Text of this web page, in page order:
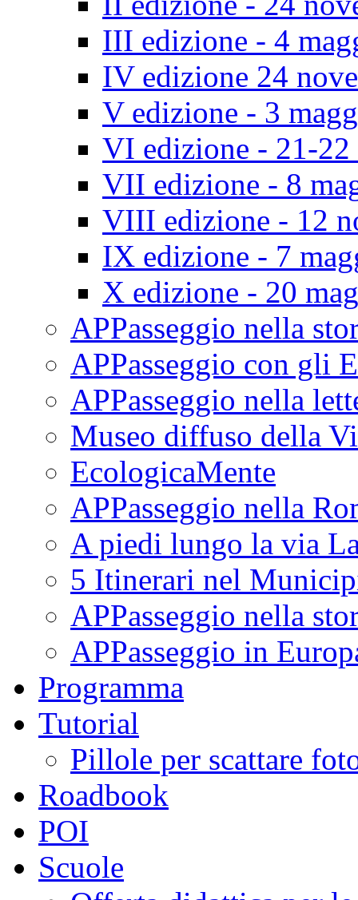
III edizione - 4
IV edizione 24
V edizione - 3
VI edizione - 21-22
VII edizione - 8
VIII edizione - 12
IX edizione - 7
X edizione - 20
APPasseggio nella
APPasseggio con gli
APPasseggio nella
Museo diffuso della
EcologicaMente
APPasseggio nella
A piedi lungo la via
5 Itinerari nel
APPasseggio nella
APPasseggio in
Programma
Tutorial
Pillole per scattare
Roadbook
POI
Scuole